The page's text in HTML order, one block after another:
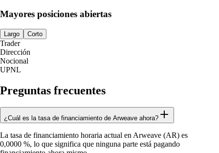
Mayores posiciones abiertas
Largo Corto
Trader
Dirección
Nocional
UPNL
Preguntas frecuentes
¿Cuál es la tasa de financiamiento de Arweave ahora?
La tasa de financiamiento horaria actual en Arweave (AR) es
0,0000 %, lo que significa que ninguna parte está pagando